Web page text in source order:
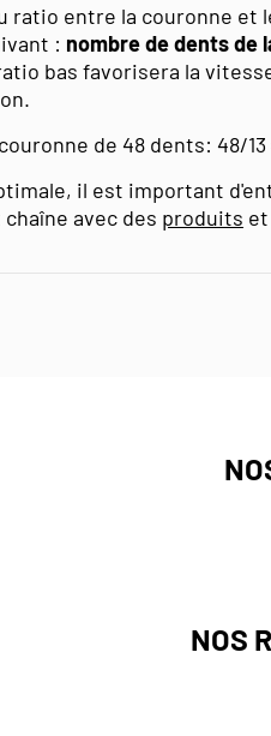
ratio entre la couronne et
: nombre de dents de
bas favorisera la
de 48 dents: 48/
il est important
avec des produits
NOS